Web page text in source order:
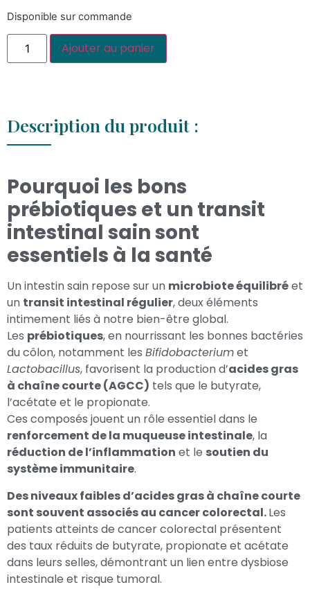
Disponible sur commande
Ajouter au panier
Description du produit :
Pourquoi les bons
prébiotiques et un transit
intestinal sain sont
essentiels à la santé
Un intestin sain repose sur un microbiote équilibréet
un transit intestinal régulier, deux éléments
intimement liés à notre bien-être global.
Les prébiotiques, en nourrissant les bonnes bactéries
du côlon, notamment les Bifidobacteriumet
Lactobacillus, favorisent la production d’acides gras
à chaîne courte (AGCC) tels que le butyrate,
l’acétate et le propionate.
Ces composés jouent un rôle essentiel dans le
renforcement de la muqueuse intestinale, la
réduction de l’inflammation et le soutien du
système immunitaire.
Des niveaux faibles d’acides gras à chaîne courte
sont souvent associés au cancer colorectal.Les
patients atteints de cancer colorectal présentent
des taux réduits de butyrate, propionate et acétate
dans leurs selles, démontrant un lien entre dysbiose
intestinale et risque tumoral.